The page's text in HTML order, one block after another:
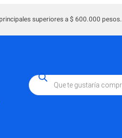
superiores a $ 600.000 pesos.
Búsqueda
de
productos